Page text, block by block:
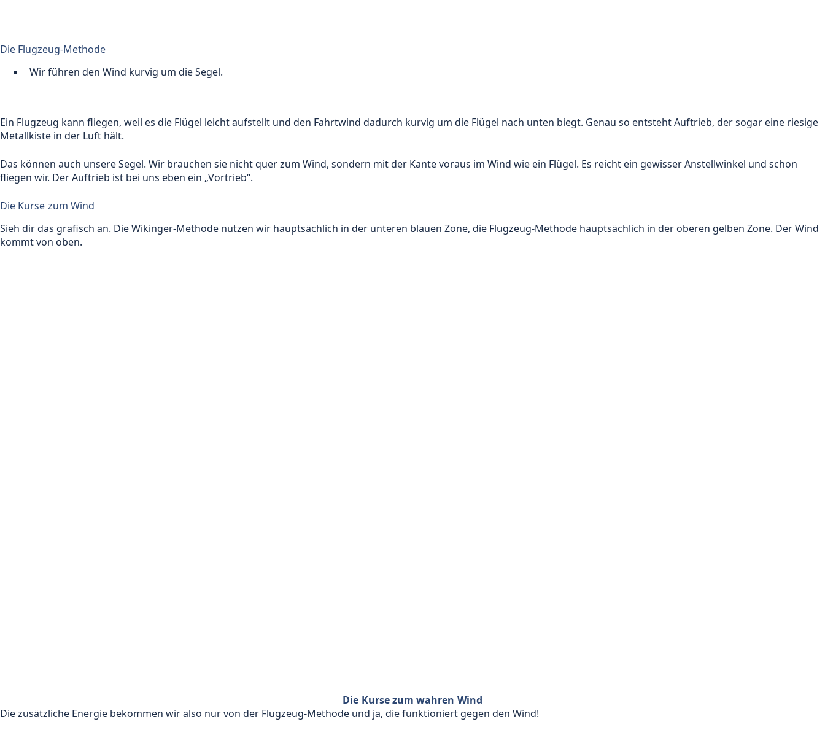
Die Flugzeug-Methode
Wir führen den Wind kurvig um die Segel.
Ein Flugzeug kann fliegen, weil es die Flügel leicht aufstellt und den Fahrtwind dadurch kurvig um die Flügel nach unten biegt. Genau so entsteht Auftrieb, der sogar eine riesige
Metallkiste in der Luft hält.
Das können auch unsere Segel. Wir brauchen sie nicht quer zum Wind, sondern mit der Kante voraus im Wind wie ein Flügel. Es reicht ein gewisser Anstellwinkel und schon
fliegen wir. Der Auftrieb ist bei uns eben ein „Vortrieb“.
Die Kurse zum Wind
Sieh dir das grafisch an. Die Wikinger-Methode nutzen wir hauptsächlich in der unteren blauen Zone, die Flugzeug-Methode hauptsächlich in der oberen gelben Zone. Der Wind
kommt von oben.
Die Kurse zum wahren Wind
Die zusätzliche Energie bekommen wir also nur von der Flugzeug-Methode und ja, die funktioniert gegen den Wind!